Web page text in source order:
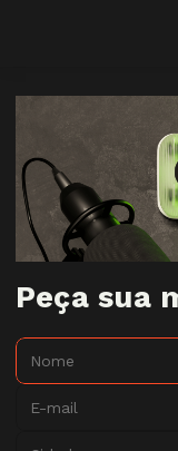
Peça sua
Nome: